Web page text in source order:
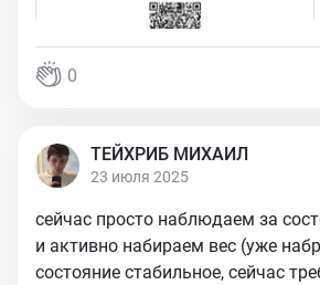
0
ТЕЙХРИБ МИХАИЛ
23 июля 2025
сейчас просто наблюдаем за
и активно набираем вес (уже
состояние стабильное, сейчас